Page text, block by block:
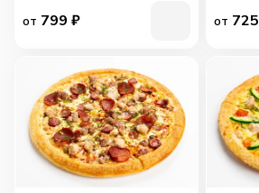
от 799 ₽ от 725